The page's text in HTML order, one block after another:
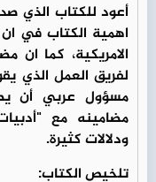
اهمية الكتاب في
الامريكية، كما ان
لفريق العمل الذي
مسؤول عربي أن
مضامينه مع
ودلالات كثيرة.
تلخيص الكتاب: